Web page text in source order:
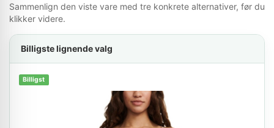
Sammenlign den viste vare med tre konkrete alternativer, før du
klikker videre.
Billigste lignende valg
Billigst